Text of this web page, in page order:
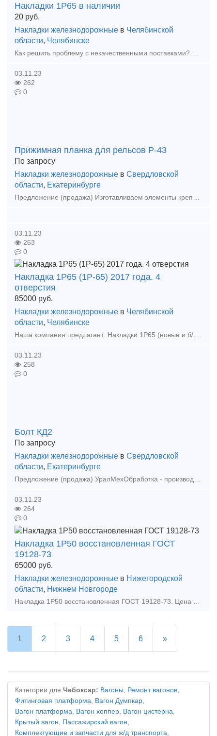
Накладки 1Р65 в наличии
20 руб.
Накладки железнодорожные в Челябинской
области, Челябинске
03.11.23
262
0
Прижимная планка для рельсов Р-43
По запросу
Накладки железнодорожные в Свердловской
области, Екатеринбурге
03.11.23
263
0
Накладка 1Р65 (1Р-65) 2017 года. 4
отверстия
85000 руб.
Накладки железнодорожные в Челябинской
области, Челябинске
Наша компания предлагает: Накладки 1Р65 (новые и б/у); Накладки 2Р65 (новые и б/у); Накладки 1Р50 (новые и б/у); Болт стыковой М24х150 (в сборе и по отдельности); Болт стыко
03.11.23
258
0
Болт КД2
По запросу
Накладки железнодорожные в Свердловской
области, Екатеринбурге
Предложение (продажа) УралМехОбработка - производитель соединительных и крепежных изделий применяемых при строительстве в районах с сейсмичностью 7-9 баллов.
03.11.23
264
0
Накладка 1Р50 восстановленная ГОСТ
19128-73
65000 руб.
Накладки железнодорожные в Нижегородской
области, Нижнем Новгороде
Накладка 1Р50 восстановленная ГОСТ 19128-73. Цена накладки 1р 50 указана с ндсОтгрузка накладки 1Р-50: транспортной компанией или самовывозОплата накладок 1р50 осуществляется с пом
1 2 3 4 5 6 »
Категории для Чебоксар: Вагоны, Ремонт вагонов,
Фитинговая платформа, Вагон Думпкар,
Вагон платформа, Вагон хоппер, Вагон цистерна,
Крытый вагон, Пассажирский вагон,
Комплектующие и запчасти для ж/д транспорта,